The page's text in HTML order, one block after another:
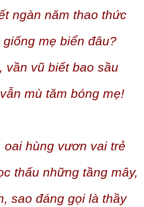
ngàn năm thao thức
mẹ biển đâu?
vần vũ biết bao sầu
mù tăm bóng mẹ!
oai hùng vươn vai trẻ
thấu những tầng mây,
sao đáng gọi là thầy